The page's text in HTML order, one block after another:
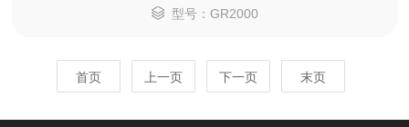
型号：GR2000
首页 上一页 下一页 末页